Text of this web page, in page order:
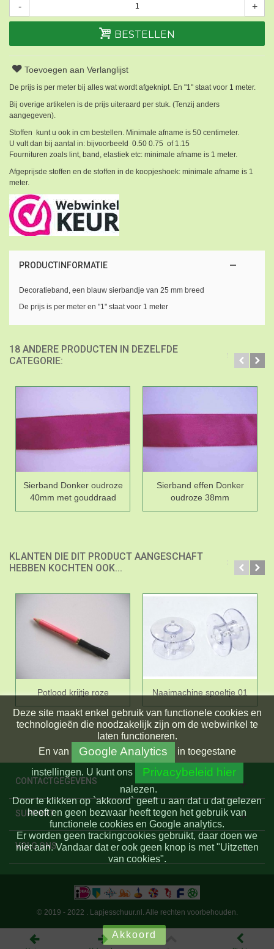
- +
BESTELLEN
Toevoegen aan Verlanglijst
De prijs is per meter bij alles wat wordt afgeknipt. En "1" staat voor 1 meter.
Bij overige artikelen is de prijs uiteraard per stuk. (Tenzij anders
aangegeven).
Stoffen kunt u ook in cm bestellen. Minimale afname is 50 centimeter.
U vult dan bij aantal in: bijvoorbeeld 0.50 0.75 of 1.15
Fournituren zoals lint, band, elastiek etc: minimale afname is 1 meter.
Afgeprijsde stoffen en de stoffen in de koopjeshoek: minimale afname is 1
meter.
PRODUCTINFORMATIE
Decoratieband, een blauw sierbandje van 25 mm breed
De prijs is per meter en "1" staat voor 1 meter
18 ANDERE PRODUCTEN IN DEZELFDE
CATEGORIE:
Sierband Donker oudroze
40mm met gouddraad
Sierband effen Donker
oudroze 38mm
KLANTEN DIE DIT PRODUCT AANGESCHAFT
HEBBEN KOCHTEN OOK...
Potlood krijtje roze Naaimachine spoeltje 01
CONTACTGEGEVENS
SUPPORT
VOLG ONS
Deze site maakt enkel gebruik van functionele cookies en
technologieën die noodzakelijk zijn om de webwinkel te
laten functioneren.
En van Google Analytics
in toegestane
instellingen. U kunt ons Privacybeleid hier
nalezen.
Door te klikken op `akkoord` geeft u aan dat u dat gelezen
heeft en geen bezwaar heeft tegen het gebruik van
functionele cookies en Google analytics.
Er worden geen trackingcookies gebruikt, daar doen we
niet aan. Vandaar dat er ook geen knop is met "Uitzetten
van cookies".
Akkoord
© 2019 - 2022 . Lapjesschuur.nl. Alle rechten voorbehouden.